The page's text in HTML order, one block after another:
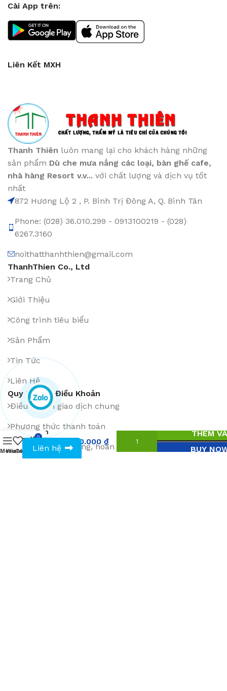
Cài App trên:
Liên Kết MXH
Thanh Thiên luôn mang lại cho khách hàng những
sản phẩm Dù che mưa nắng các loại, bàn ghế cafe,
nhà hàng Resort v.v... với chất lượng và dịch vụ tốt
nhất
872 Hương Lộ 2 , P. Bình Trị Đông A, Q. Bình Tân
Phone: (028) 36.010.299 - 0913100219 - (028)
6267.3160
noithatthanhthien@gmail.com
ThanhThien Co., Ltd
Trang Chủ
Giới Thiệu
Công trình tiêu biểu
Sản Phẩm
Tin Tức
Liên Hệ
Quy Định & Điều Khoản
Điều khoản giao dịch chung
Phương thức thanh toán
Chính sách đổi hàng, hoàn tiền
Quat
cn
nước
18DS
13.920.000 ₫
THÊM
BUY
Menu
WishlistCompare
0
Cart
Liên hệ
0943594386